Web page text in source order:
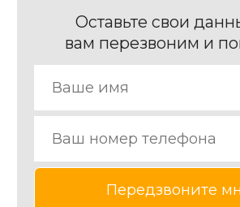
Оставьте свои
вам перезвоним и